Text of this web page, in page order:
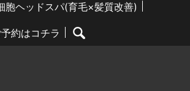
胞ヘッドスパ(育毛×髪質改善)
予約はコチラ